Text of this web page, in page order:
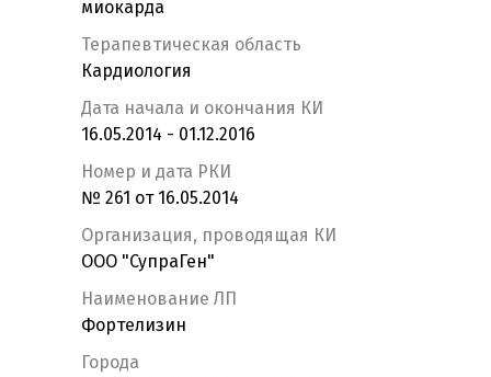
миокарда
Терапевтическая область
Кардиология
Дата начала и окончания КИ
16.05.2014 - 01.12.2016
Номер и дата РКИ
№ 261 от 16.05.2014
Организация, проводящая КИ
ООО "СупраГен"
Наименование ЛП
Фортелизин
Города